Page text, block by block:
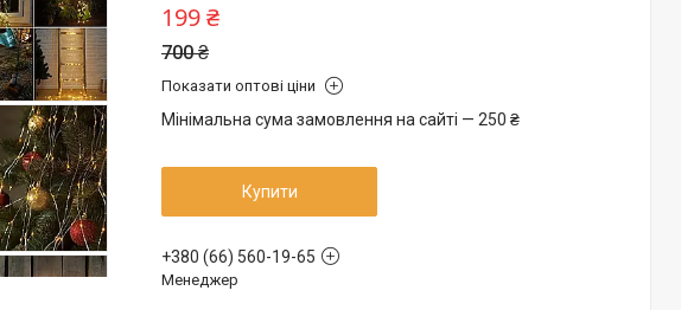
700 ₴
199 ₴
Показати оптові ціни
Мінімальна сума замовлення на сайті — 250 ₴
Купити
+380 (66) 560-19-65
Менеджер